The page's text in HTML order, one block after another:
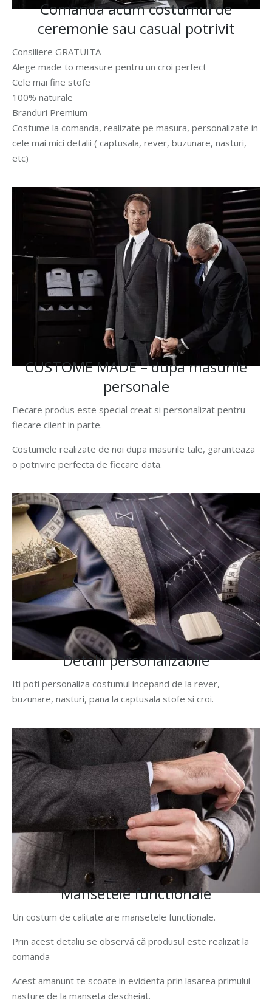
Comanda acum costumul de
ceremonie sau casual potrivit
Consiliere GRATUITA
Alege made to measure pentru un croi perfect
Cele mai fine stofe
100% naturale
Branduri Premium
Costume la comanda, realizate pe masura, personalizate in
cele mai mici detalii ( captusala, rever, buzunare, nasturi,
etc)
CUSTOME MADE – dupa masurile
personale
Fiecare produs este special creat si personalizat pentru
fiecare client in parte.
Costumele realizate de noi dupa masurile tale, garanteaza
o potrivire perfecta de fiecare data.
Detalii personalizabile
Iti poti personaliza costumul incepand de la rever,
buzunare, nasturi, pana la captusala stofe si croi.
Mansetele functionale
Un costum de calitate are mansetele functionale.
Prin acest detaliu se observă că produsul este realizat la
comanda
Acest amanunt te scoate in evidenta prin lasarea primului
nasture de la manseta descheiat.